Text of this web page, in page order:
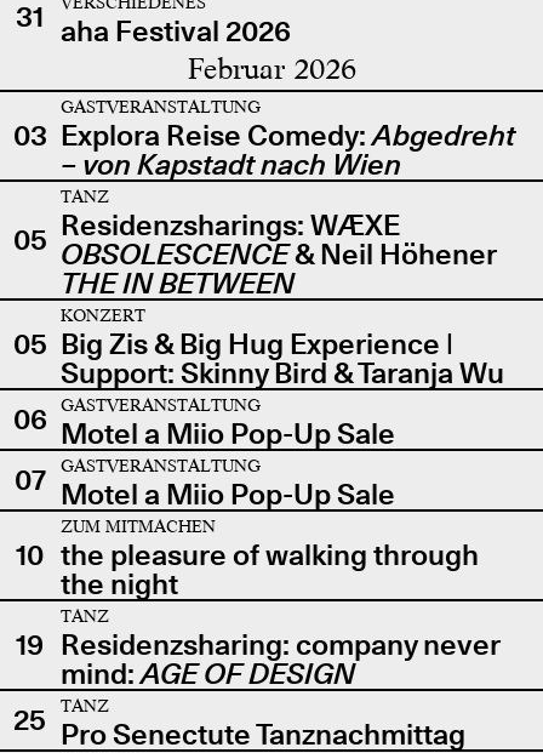
31 aha Festival 2026
Februar 2026
03
GASTVERANSTALTUNG
Explora Reise Comedy:Abgedreht
– von Kapstadt nach Wien
05
TANZ
Residenzsharings: WÆXE
OBSOLESCENCE& Neil Höhener
THE IN BETWEEN
05
KONZERT
Big Zis & Big Hug Experience |
Support: Skinny Bird & Taranja Wu
06
GASTVERANSTALTUNG
Motel a Miio Pop-Up Sale
07
GASTVERANSTALTUNG
Motel a Miio Pop-Up Sale
10
ZUM MITMACHEN
the pleasure of walking through
the night
19
TANZ
Residenzsharing: company never
mind:AGE OF DESIGN
25
TANZ
Pro Senectute Tanznachmittag